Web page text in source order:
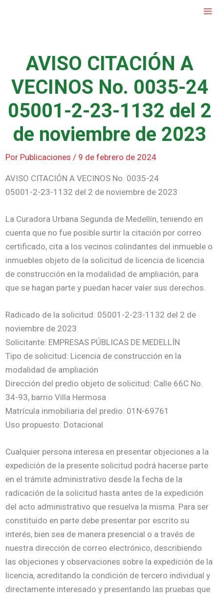
AVISO CITACIÓN A
VECINOS No. 0035-24
05001-2-23-1132 del 2
de noviembre de 2023
Por Publicaciones / 9 de febrero de 2024
AVISO CITACIÓN A VECINOS No. 0035-24
05001-2-23-1132 del 2 de noviembre de 2023
La Curadora Urbana Segunda de Medellín, teniendo en
cuenta que no fue posible surtir la citación por correo
certificado, cita a los vecinos colindantes del inmueble o
inmuebles objeto de la solicitud de licencia de licencia
de construcción en la modalidad de ampliación, para
que se hagan parte y puedan hacer valer sus derechos.
Radicado de la solicitud: 05001-2-23-1132 del 2 de
noviembre de 2023
Solicitante: EMPRESAS PÚBLICAS DE MEDELLÍN
Tipo de solicitud: Licencia de construcción en la
modalidad de ampliación
Dirección del predio objeto de solicitud: Calle 66C No.
34-93, barrio Villa Hermosa
Matrícula inmobiliaria del predio: 01N-69761
Uso propuesto: Dotacional
Cualquier persona interesa en presentar objeciones a la
expedición de la presente solicitud podrá hacerse parte
en el trámite administrativo desde la fecha de la
radicación de la solicitud hasta antes de la expedición
del acto administrativo que resuelva la misma. Para ser
constituido en parte debe presentar por escrito su
interés, bien sea de manera presencial o a través de
nuestra dirección de correo electrónico, describiendo
las objeciones y observaciones sobre la expedición de la
licencia, acreditando la condición de tercero individual y
directamente interesado y presentando las pruebas que